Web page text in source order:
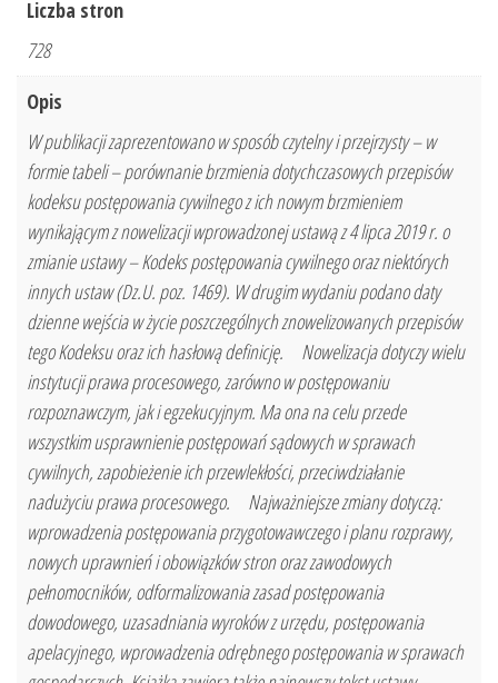
Liczba stron
728
Opis
W publikacji zaprezentowano w sposób czytelny i przejrzysty – w
formie tabeli – porównanie brzmienia dotychczasowych przepisów
kodeksu postępowania cywilnego z ich nowym brzmieniem
wynikającym z nowelizacji wprowadzonej ustawą z 4 lipca 2019 r. o
zmianie ustawy – Kodeks postępowania cywilnego oraz niektórych
innych ustaw (Dz.U. poz. 1469). W drugim wydaniu podano daty
dzienne wejścia w życie poszczególnych znowelizowanych przepisów
tego Kodeksu oraz ich hasłową definicję. Nowelizacja dotyczy wielu
instytucji prawa procesowego, zarówno w postępowaniu
rozpoznawczym, jak i egzekucyjnym. Ma ona na celu przede
wszystkim usprawnienie postępowań sądowych w sprawach
cywilnych, zapobieżenie ich przewlekłości, przeciwdziałanie
nadużyciu prawa procesowego. Najważniejsze zmiany dotyczą:
wprowadzenia postępowania przygotowawczego i planu rozprawy,
nowych uprawnień i obowiązków stron oraz zawodowych
pełnomocników, odformalizowania zasad postępowania
dowodowego, uzasadniania wyroków z urzędu, postępowania
apelacyjnego, wprowadzenia odrębnego postępowania w sprawach